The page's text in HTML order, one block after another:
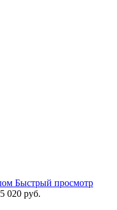
Быстрый просмотр
5 020 руб.